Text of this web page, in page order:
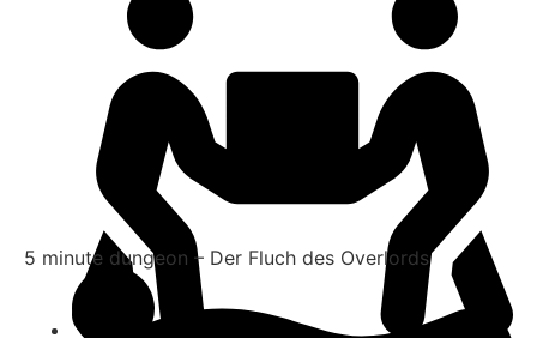
5 minute dungeon – Der Fluch des Overlords